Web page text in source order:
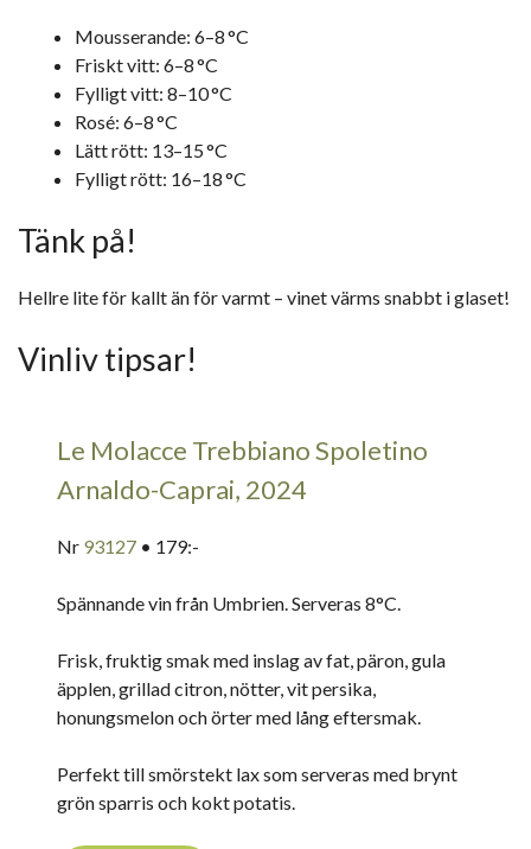
Mousserande: 6–8 °C
Friskt vitt: 6–8 °C
Fylligt vitt: 8–10 °C
Rosé: 6–8 °C
Lätt rött: 13–15 °C
Fylligt rött: 16–18 °C
Tänk på!
Hellre lite för kallt än för varmt – vinet värms snabbt i glaset!
Vinliv tipsar!
Le Molacce Trebbiano Spoletino
Arnaldo-Caprai, 2024
Nr 93127 • 179:-
Spännande vin från Umbrien. Serveras 8°C.
Frisk, fruktig smak med inslag av fat, päron, gula
äpplen, grillad citron, nötter, vit persika,
honungsmelon och örter med lång eftersmak.
Perfekt till smörstekt lax som serveras med brynt
grön sparris och kokt potatis.